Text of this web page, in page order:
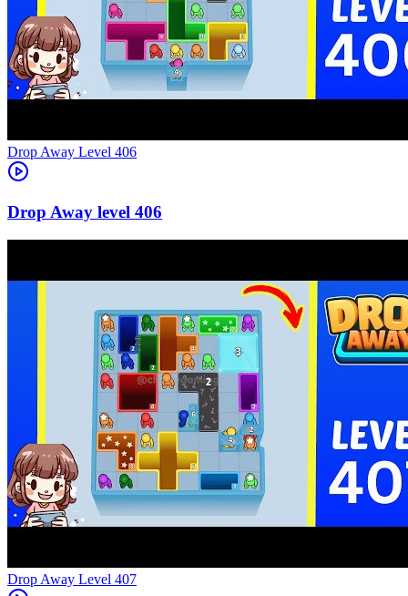
Level 406
406
Level 407